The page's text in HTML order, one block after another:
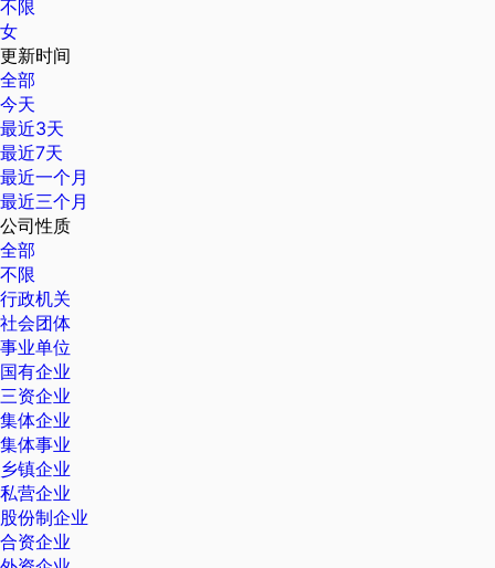
不限
女
更新时间
全部
今天
最近3天
最近7天
最近一个月
最近三个月
公司性质
全部
不限
行政机关
社会团体
事业单位
国有企业
三资企业
集体企业
集体事业
乡镇企业
私营企业
股份制企业
合资企业